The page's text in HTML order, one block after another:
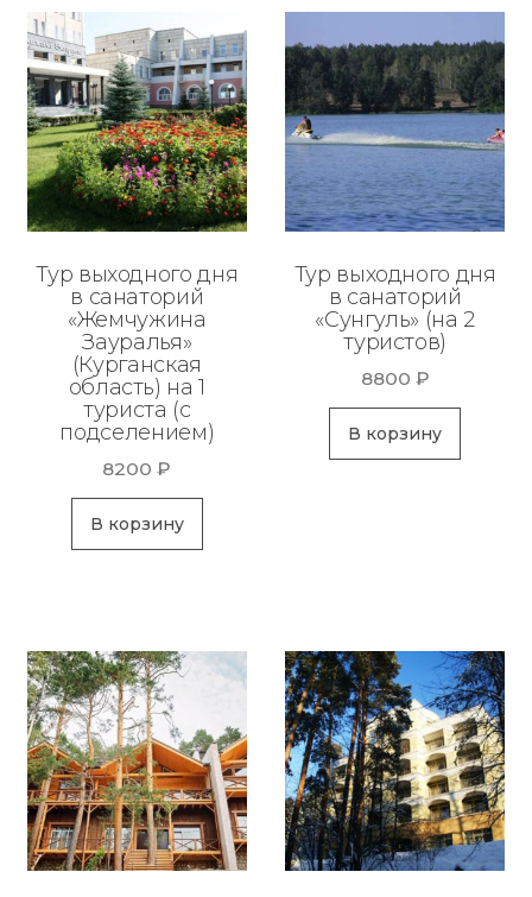
Тур выходного дня
в санаторий
«Жемчужина
Зауралья»
(Курганская
область) на 1
туриста (с
подселением)
8200₽
В корзину
Тур выходного дня
в санаторий
«Сунгуль» (на 2
туристов)
8800 ₽
В корзину